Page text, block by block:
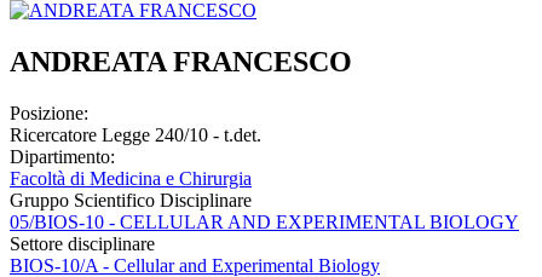
ANDREATA FRANCESCO
Posizione:
Ricercatore Legge 240/10 - t.det.
Dipartimento:
Facoltà di Medicina e Chirurgia
Gruppo Scientifico Disciplinare
05/BIOS-10 - CELLULAR AND EXPERIMENTAL BIOLOGY
Settore disciplinare
BIOS-10/A - Cellular and Experimental Biology